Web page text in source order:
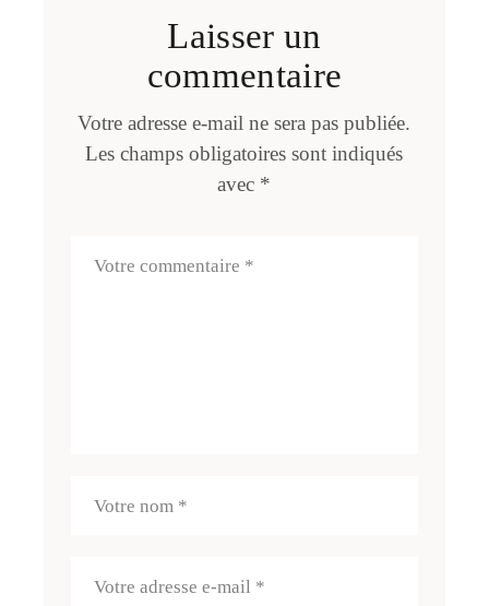
Laisser un
commentaire
Votre adresse e-mail ne sera pas publiée.
Les champs obligatoires sont indiqués
avec *